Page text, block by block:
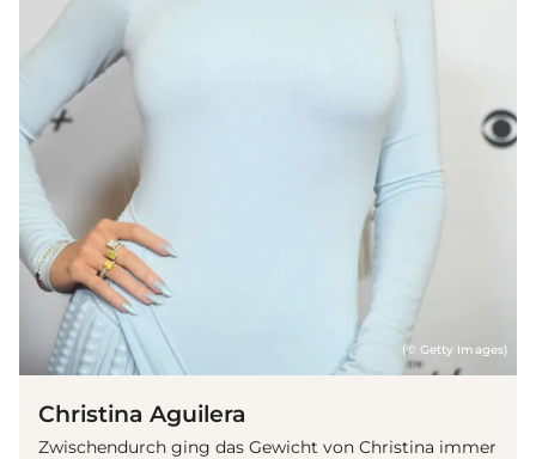
(© Getty Images)
Christina Aguilera
Zwischendurch ging das Gewicht von Christina immer